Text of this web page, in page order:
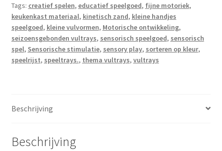
Tags: creatief spelen, educatief speelgoed, fijne motoriek,
keukenkast materiaal, kinetisch zand, kleine handjes
speelgoed, kleine vulvormen, Motorische ontwikkeling,
seizoensgebonden vultrays, sensorisch speelgoed, sensorisch
spel, Sensorische stimulatie, sensory play, sorteren op kleur,
speelrijst, speeltrays., thema vultrays, vultrays
Beschrijving
Beschrijving